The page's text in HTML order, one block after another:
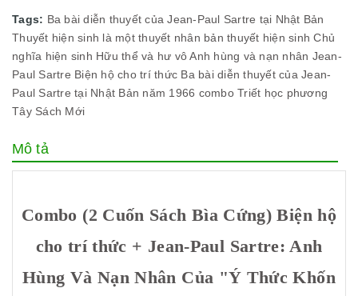
Tags: Ba bài diễn thuyết của Jean-Paul Sartre tại Nhật Bản
Thuyết hiện sinh là một thuyết nhân bản thuyết hiện sinh Chủ
nghĩa hiện sinh Hữu thể và hư vô Anh hùng và nạn nhân Jean-
Paul Sartre Biện hộ cho trí thức Ba bài diễn thuyết của Jean-
Paul Sartre tại Nhật Bản năm 1966 combo Triết học phương
Tây Sách Mới
Mô tả
Combo (2 Cuốn Sách Bìa Cứng) Biện hộ
cho trí thức + Jean-Paul Sartre: Anh
Hùng Và Nạn Nhân Của "Ý Thức Khốn